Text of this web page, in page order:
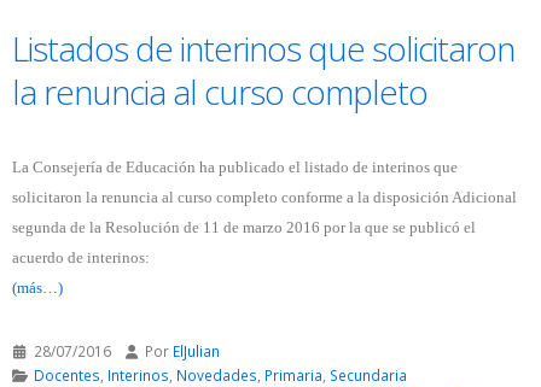
Listados de interinos que solicitaron
la renuncia al curso completo
La Consejería de Educación ha publicado el listado de interinos que
solicitaron la renuncia al curso completo conforme a la disposición Adicional
segunda de la Resolución de 11 de marzo 2016 por la que se publicó el
acuerdo de interinos:
(más…)
28/07/2016 Por ElJulian
Docentes, Interinos, Novedades, Primaria, Secundaria